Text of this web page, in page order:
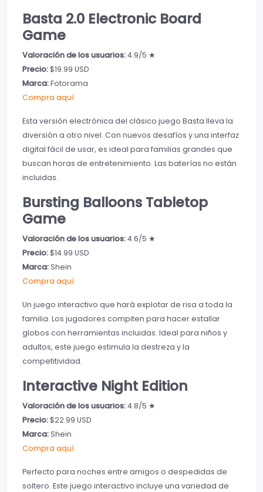
Basta 2.0 Electronic Board
Game
Valoración de los usuarios:4.9/5 ★
Precio:$19.99 USD
Marca:Fotorama
Compra aquí
Esta versión electrónica del clásico juego Basta lleva la
diversión a otro nivel. Con nuevos desafíos y una interfaz
digital fácil de usar, es ideal para familias grandes que
buscan horas de entretenimiento. Las baterías no están
incluidas.
Bursting Balloons Tabletop
Game
Valoración de los usuarios:4.6/5 ★
Precio:$14.99 USD
Marca:Shein
Compra aquí
Un juego interactivo que hará explotar de risa a toda la
familia. Los jugadores compiten para hacer estallar
globos con herramientas incluidas. Ideal para niños y
adultos, este juego estimula la destreza y la
competitividad.
Interactive Night Edition
Valoración de los usuarios:4.8/5 ★
Precio:$22.99 USD
Marca:Shein
Compra aquí
Perfecto para noches entre amigos o despedidas de
soltero. Este juego interactivo incluye una variedad de